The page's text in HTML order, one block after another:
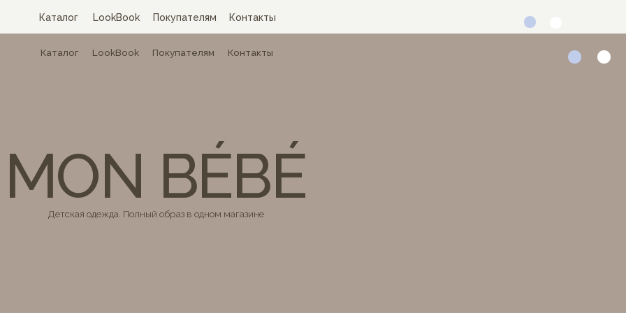
Контакты
Покупателям
LookBook
Каталог
Детская одежда. Полный образ в одном магазине
MON BÉBÉ
Покупателям